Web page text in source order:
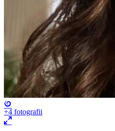
+4 fotografii